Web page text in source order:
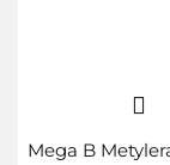
Mega B